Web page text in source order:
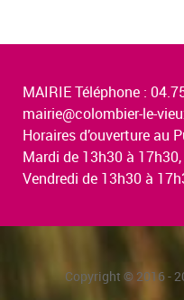
MAIRIE Téléphone :
mairie@colombier-le-
Horaires d’ouverture au
Mardi de 13h30 à
Vendredi de 13h30 à
Copyright © 2016 -